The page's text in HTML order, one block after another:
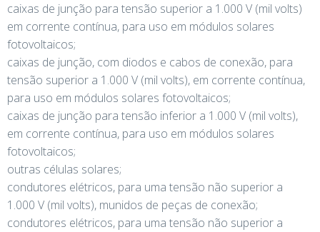
caixas de junção para tensão superior a 1.000 V (mil volts)
em corrente contínua, para uso em módulos solares
fotovoltaicos;
caixas de junção, com diodos e cabos de conexão, para
tensão superior a 1.000 V (mil volts), em corrente contínua,
para uso em módulos solares fotovoltaicos;
caixas de junção para tensão inferior a 1.000 V (mil volts),
em corrente contínua, para uso em módulos solares
fotovoltaicos;
outras células solares;
condutores elétricos, para uma tensão não superior a
1.000 V (mil volts), munidos de peças de conexão;
condutores elétricos, para uma tensão não superior a